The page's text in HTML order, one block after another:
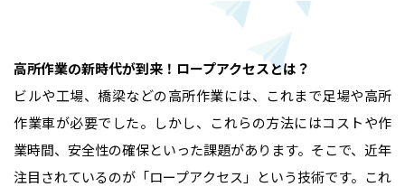
高所作業の新時代が到来！ロープアクセスとは？
ビルや工場、橋梁などの高所作業には、これまで足場や高所
作業車が必要でした。しかし、これらの方法にはコストや作
業時間、安全性の確保といった課題があります。そこで、近年
注目されているのが「ロープアクセス」という技術です。これ